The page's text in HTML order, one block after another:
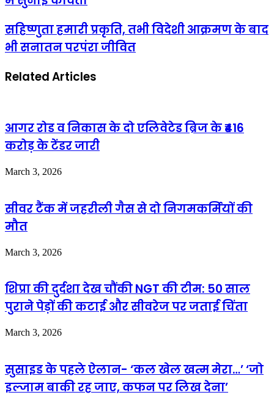
सहिष्णुता हमारी प्रकृति, तभी विदेशी आक्रमण के बाद
भी सनातन परपंरा जीवित
Related Articles
आगर रोड व निकास के दो एलिवेटेड ब्रिज के ₹416
करोड़ के टेंडर जारी
March 3, 2026
सीवर टैंक में जहरीली गैस से दो निगमकर्मियों की
मौत
March 3, 2026
शिप्रा की दुर्दशा देख चौंकी NGT की टीम: 50 साल
पुराने पेड़ों की कटाई और सीवरेज पर जताई चिंता
March 3, 2026
सुसाइड के पहले ऐलान- ‘कल खेल खत्म मेरा…’ ‘जो
इल्जाम बाकी रह जाए, कफन पर लिख देना’